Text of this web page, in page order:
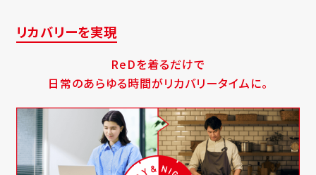
リカバリーを実現
ReDを着るだけで
日常のあらゆる時間がリカバリータイムに。